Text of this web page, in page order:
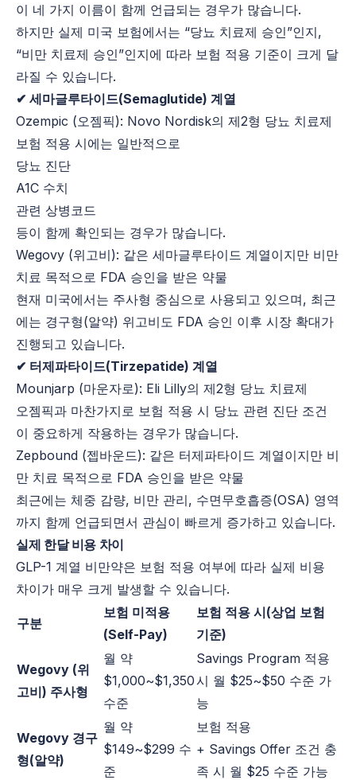
이 네 가지 이름이 함께 언급되는 경우가 많습니다.
하지만 실제 미국 보험에서는 “당뇨 치료제 승인”인지,
“비만 치료제 승인”인지에 따라 보험 적용 기준이 크게 달
라질 수 있습니다.
✔ 세마글루타이드(Semaglutide) 계열
Ozempic (오젬픽): Novo Nordisk의 제2형 당뇨 치료제
보험 적용 시에는 일반적으로
당뇨 진단
A1C 수치
관련 상병코드
등이 함께 확인되는 경우가 많습니다.
Wegovy (위고비): 같은 세마글루타이드 계열이지만 비만
치료 목적으로 FDA 승인을 받은 약물
현재 미국에서는 주사형 중심으로 사용되고 있으며, 최근
에는 경구형(알약) 위고비도 FDA 승인 이후 시장 확대가
진행되고 있습니다.
✔ 터제파타이드(Tirzepatide) 계열
Mounjarp (마운자로): Eli Lilly의 제2형 당뇨 치료제
오젬픽과 마찬가지로 보험 적용 시 당뇨 관련 진단 조건
이 중요하게 작용하는 경우가 많습니다.
Zepbound (젭바운드): 같은 터제파타이드 계열이지만 비
만 치료 목적으로 FDA 승인을 받은 약물
최근에는 체중 감량, 비만 관리, 수면무호흡증(OSA) 영역
까지 함께 언급되면서 관심이 빠르게 증가하고 있습니다.
실제 한달 비용 차이
GLP-1 계열 비만약은 보험 적용 여부에 따라 실제 비용
차이가 매우 크게 발생할 수 있습니다.
구분
보험 미적용
(Self-Pay)
보험 적용 시(상업 보험
기준)
Wegovy (위
고비) 주사형
월 약
$1,000~$1,350
수준
Savings Program 적용
시 월 $25~$50 수준 가
능
Wegovy 경구
형(알약)
월 약
$149~$299 수
준
보험 적용
+ Savings Offer 조건 충
족 시 월 $25 수준 가능